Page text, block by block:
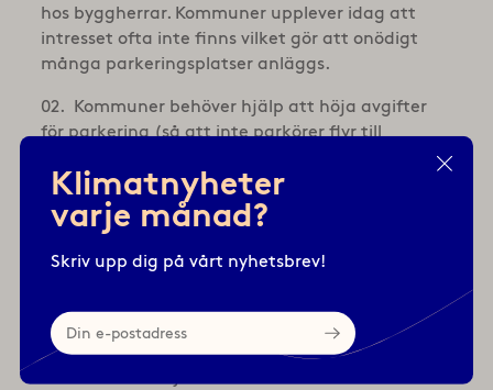
hos byggherrar. Kommuner upplever idag att
intresset ofta inte finns vilket gör att onödigt
många parkeringsplatser anläggs.
Kommuner behöver hjälp att höja avgifter
för parkering (så att inte parkörer flyr till
miljökonsekvenser behöver utredas så att värdet
av marken, framförallt i stadsmiljö, höjs och
parkeringars markåtgång begränsas. Det inte
rimligt att driften av kommunal markparkering i
miljarder kr per år. Men så ser det tyvärr ut.
Kommuner behöver hjälp att lyfta fördelarna
Klimatnyheter
varje månad?
Skriv upp dig på vårt nyhetsbrev!
Din
e-
postadress